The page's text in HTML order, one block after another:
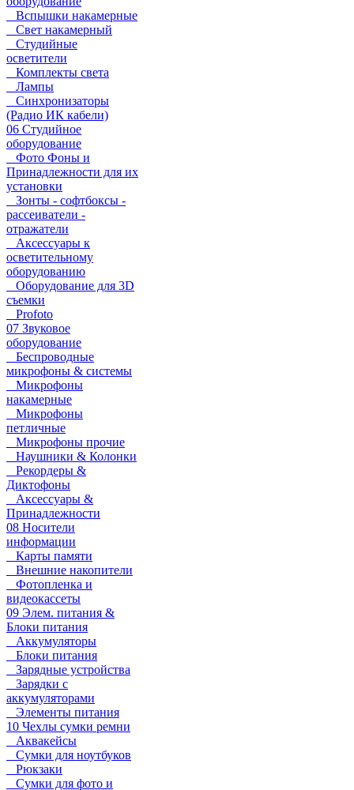
Вспышки накамерные
Свет накамерный
Студийные
осветители
Комплекты света
Лампы
Синхронизаторы
(Радио ИК кабели)
06 Студийное
оборудование
Фото Фоны и
Принадлежности для их
установки
Зонты - софтбоксы -
рассеиватели -
отражатели
Аксессуары к
осветительному
оборудованию
Оборудование для 3D
съемки
Profoto
07 Звуковое
оборудование
Беспроводные
микрофоны & системы
Микрофоны
накамерные
Микрофоны
петличные
Микрофоны прочие
Наушники & Колонки
Рекордеры &
Диктофоны
Аксессуары &
Принадлежности
08 Носители
информации
Карты памяти
Внешние накопители
Фотопленка и
видеокассеты
09 Элем. питания &
Блоки питания
Аккумуляторы
Блоки питания
Зарядные устройства
Зарядки с
аккумуляторами
Элементы питания
10 Чехлы сумки ремни
Аквакейсы
Сумки для ноутбуков
Рюкзаки
Сумки для фото и